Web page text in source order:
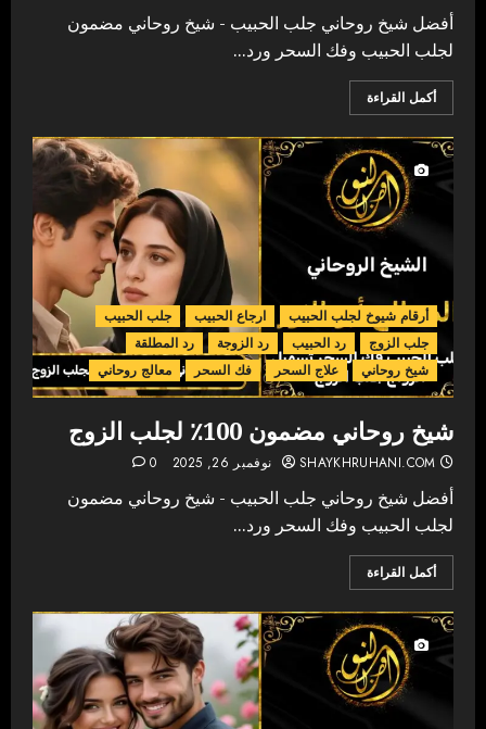
أفضل شيخ روحاني جلب الحبيب - شيخ روحاني مضمون
لجلب الحبيب وفك السحر ورد...
أكمل القراءة
أرقام شيوخ لجلب الحبيب ارجاع الحبيب
جلب الحبيب
جلب الزوج
رد الحبيب رد الزوجة
رد المطلقة
شيخ روحاني
علاج السحر فك السحر معالج روحاني
شيخ روحاني مضمون 100٪ لجلب الزوج
SHAYKHRUHANI.COM نوفمبر 26, 2025 0
أفضل شيخ روحاني جلب الحبيب - شيخ روحاني مضمون
لجلب الحبيب وفك السحر ورد...
أكمل القراءة